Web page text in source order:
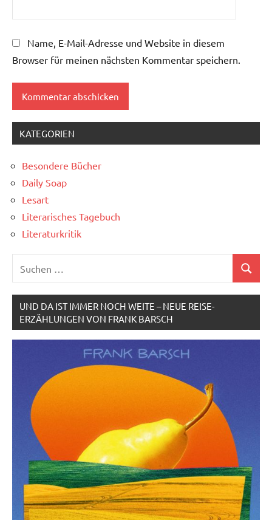
Name, E-Mail-Adresse und Website in diesem
Browser für meinen nächsten Kommentar speichern.
KATEGORIEN
Besondere Bücher
Daily Soap
Lesart
Literarisches Tagebuch
Literaturkritik
nach:
Suchen
UND DA IST IMMER NOCH WEITE – NEUE REISE-
ERZÄHLUNGEN VON FRANK BARSCH